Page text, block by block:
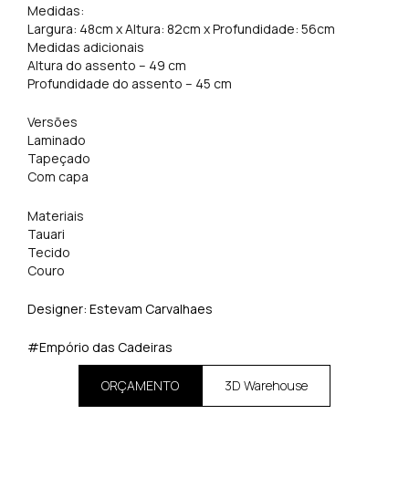
Medidas:
Largura: 48cm x Altura: 82cm x Profundidade: 56cm
​Medidas adicionais
​Altura do assento – 49 cm
Profundidade do assento – 45 cm
Versões
​Laminado
​Tapeçado
​Com capa
Materiais
​Tauari
​Tecido
​Couro
Designer: Estevam Carvalhaes
#Empório das Cadeiras
ORÇAMENTO 3D Warehouse